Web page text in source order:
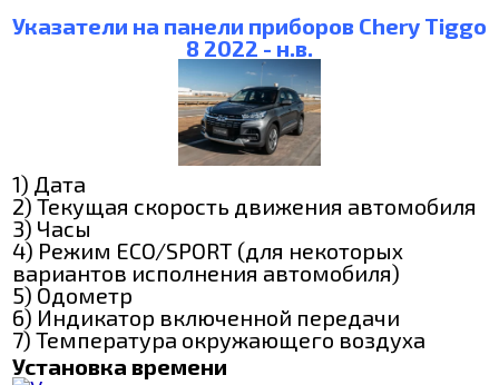
Указатели на панели приборов Chery Tiggo
8 2022 - н.в.
1) Дата
2) Текущая скорость движения автомобиля
3) Часы
4) Режим ECO/SPORT (для некоторых
вариантов исполнения автомобиля)
5) Одометр
6) Индикатор включенной передачи
7) Температура окружающего воздуха
Установка времени